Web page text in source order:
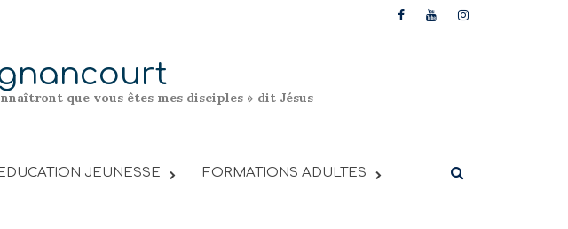
que vous êtes mes disciples » dit Jésus
EDUCATION JEUNESSE FORMATIONS ADULTES